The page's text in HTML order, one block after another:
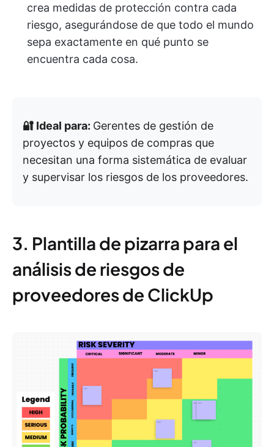
crea medidas de protección contra cada
riesgo, asegurándose de que todo el mundo
sepa exactamente en qué punto se
encuentra cada cosa.
🔐 Ideal para: Gerentes de gestión de
proyectos y equipos de compras que
necesitan una forma sistemática de evaluar
y supervisar los riesgos de los proveedores.
3. Plantilla de pizarra para el
análisis de riesgos de
proveedores de ClickUp